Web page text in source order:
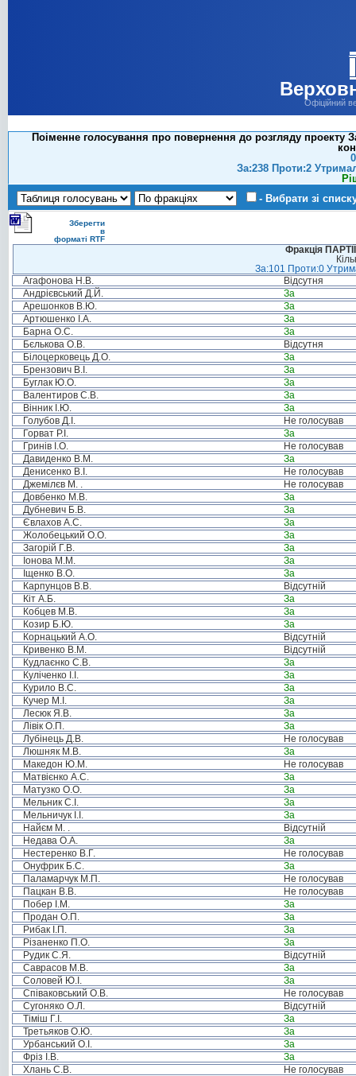
Офіційний
Поіменне голосування про повернення до розгляду проекту
За:238 Проти:2
- Вибрати зі
Зберегти
в
форматі RTF
Фракція
За:101 Проти:0
Агафонова Н.В.
Відсутня
Андрієвський Д.Й.
За
Арешонков В.Ю.
За
Артюшенко І.А.
За
Барна О.С.
За
Бєлькова О.В.
Відсутня
Білоцерковець Д.О.
За
Брензович В.І.
За
Буглак Ю.О.
За
Валентиров С.В.
За
Вінник І.Ю.
За
Голубов Д.І.
Не голосував
Горват Р.І.
За
Гринів І.О.
Не голосував
Давиденко В.М.
За
Денисенко В.І.
Не голосував
Джемілєв М. .
Не голосував
Довбенко М.В.
За
Дубневич Б.В.
За
Євлахов А.С.
За
Жолобецький О.О.
За
Загорій Г.В.
За
Іонова М.М.
За
Іщенко В.О.
За
Карпунцов В.В.
Відсутній
Кіт А.Б.
За
Кобцев М.В.
За
Козир Б.Ю.
За
Корнацький А.О.
Відсутній
Кривенко В.М.
Відсутній
Кудлаєнко С.В.
За
Куліченко І.І.
За
Курило В.С.
За
Кучер М.І.
За
Лесюк Я.В.
За
Лівік О.П.
За
Лубінець Д.В.
Не голосував
Люшняк М.В.
За
Македон Ю.М.
Не голосував
Матвієнко А.С.
За
Матузко О.О.
За
Мельник С.І.
За
Мельничук І.І.
За
Найєм М. .
Відсутній
Недава О.А.
За
Нестеренко В.Г.
Не голосував
Онуфрик Б.С.
За
Паламарчук М.П.
Не голосував
Пацкан В.В.
Не голосував
Побер І.М.
За
Продан О.П.
За
Рибак І.П.
За
Різаненко П.О.
За
Рудик С.Я.
Відсутній
Саврасов М.В.
За
Соловей Ю.І.
За
Співаковський О.В.
Не голосував
Сугоняко О.Л.
Відсутній
Тіміш Г.І.
За
Третьяков О.Ю.
За
Урбанський О.І.
За
Фріз І.В.
За
Хлань С.В.
Не голосував